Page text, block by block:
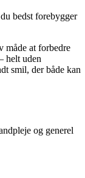
bedst forebygger
måde at forbedre
helt uden
smil, der både kan
og generel